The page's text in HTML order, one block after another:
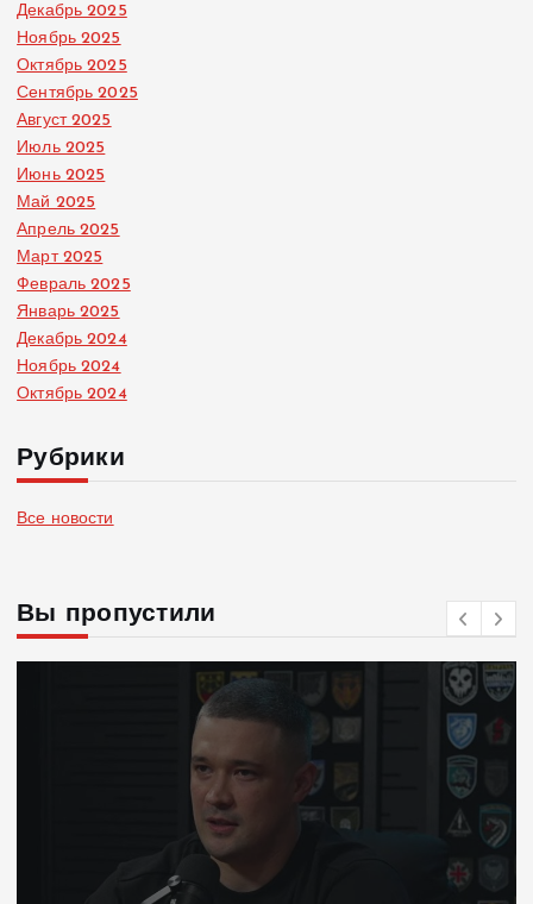
Декабрь 2025
Ноябрь 2025
Октябрь 2025
Сентябрь 2025
Август 2025
Июль 2025
Июнь 2025
Май 2025
Апрель 2025
Март 2025
Февраль 2025
Январь 2025
Декабрь 2024
Ноябрь 2024
Октябрь 2024
Рубрики
Все новости
Вы пропустили